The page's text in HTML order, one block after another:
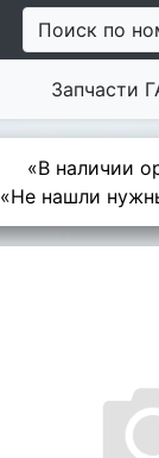
Поиск по
Запчасти
«В наличии
«Не нашли